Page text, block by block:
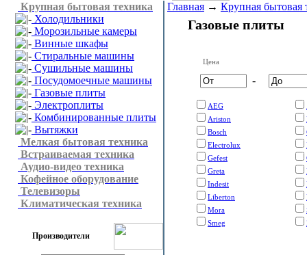
Крупная бытовая техника
Холодильники
Морозильные камеры
Винные шкафы
Стиральные машины
Сушильные машины
Посудомоечные машины
Газовые плиты
Электроплиты
Комбинированные плиты
Вытяжки
Мелкая бытовая техника
Встраиваемая техника
Аудио-видео техника
Кофейное оборудование
Телевизоры
Климатическая техника
Производители
Главная → Крупная бытовая
Газовые плиты
Цена
-
AEG
Ariston
Bosch
Electrolux
Gefest
Greta
Indesit
Liberton
Mora
Smeg